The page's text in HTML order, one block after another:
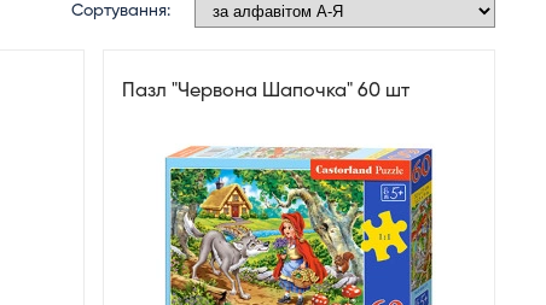
Сортування:
Пазл "Червона Шапочка" 60 шт